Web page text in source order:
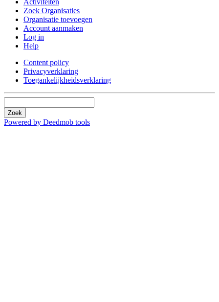
Activiteiten
Zoek Organisaties
Organisatie toevoegen
Account aanmaken
Log in
Help
Content policy
Privacyverklaring
Toegankelijkheidsverklaring
Zoek
Powered by Deedmob tools